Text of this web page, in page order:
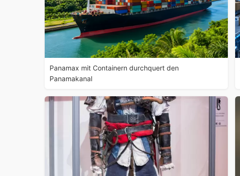
Panamax mit Containern durchquert den
Panamakanal